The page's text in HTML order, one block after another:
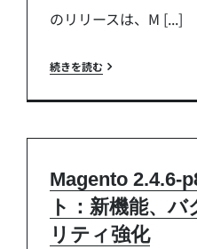
のリリースは、M [...]
続きを読む
Magento 2.4.6-
ト：新機能、
リティ強化